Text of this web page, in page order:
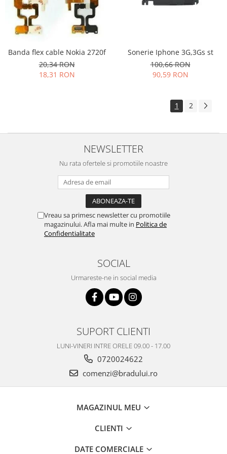
Banda flex cable Nokia 2720f
20,34 RON
18,31 RON
Sonerie Iphone 3G,3Gs st
100,66 RON
90,59 RON
1 2
NEWSLETTER
Nu rata ofertele si promotiile noastre
Vreau sa primesc newsletter cu promotiile
magazinului. Afla mai multe in Politica de
Confidentialitate
SOCIAL
Urmareste-ne in social media
SUPORT CLIENTI
LUNI-VINERI INTRE ORELE 09.00 - 17.00
0720024622
comenzi@bradului.ro
MAGAZINUL MEU
CLIENTI
DATE COMERCIALE